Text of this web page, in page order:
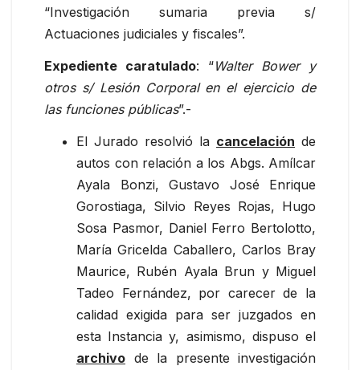
“Investigación sumaria previa s/
Actuaciones judiciales y fiscales”.
Expediente caratulado: “Walter Bower y
otros s/ Lesión Corporal en el ejercicio de
las funciones públicas”.-
El Jurado resolvió la cancelación de
autos con relación a los Abgs. Amílcar
Ayala Bonzi, Gustavo José Enrique
Gorostiaga, Silvio Reyes Rojas, Hugo
Sosa Pasmor, Daniel Ferro Bertolotto,
María Gricelda Caballero, Carlos Bray
Maurice, Rubén Ayala Brun y Miguel
Tadeo Fernández, por carecer de la
calidad exigida para ser juzgados en
esta Instancia y, asimismo, dispuso el
archivo de la presente investigación